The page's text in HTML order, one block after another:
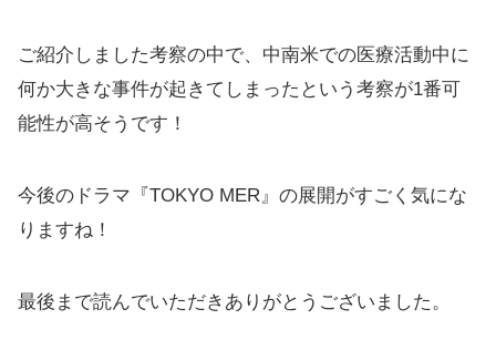
ご紹介しました考察の中で、中南米での医療活動中に
何か大きな事件が起きてしまったという考察が1番可
能性が高そうです！
今後のドラマ『TOKYO MER』の展開がすごく気にな
りますね！
最後まで読んでいただきありがとうございました。